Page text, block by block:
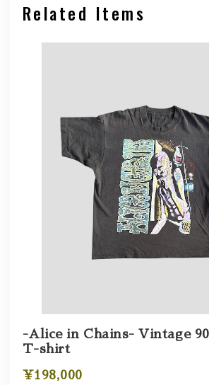
Related Items
-Alice in Chains- Vintage
T-shirt
¥198,000